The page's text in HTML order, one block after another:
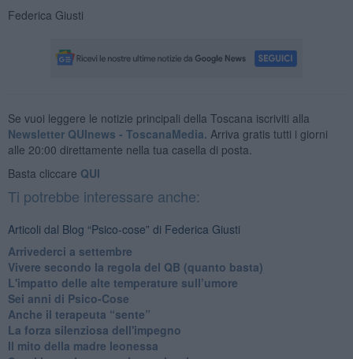
Federica Giusti
Se vuoi leggere le notizie principali della Toscana iscriviti alla
Newsletter QUInews - ToscanaMedia. Arriva gratis tutti i giorni
alle 20:00 direttamente nella tua casella di posta.
Basta cliccare QUI
Ti potrebbe interessare anche:
Articoli dal Blog “Psico-cose” di Federica Giusti
​Arrivederci a settembre
​Vivere secondo la regola del QB (quanto basta)
​L'impatto delle alte temperature sull’umore
Sei anni di Psico-Cose
​Anche il terapeuta “sente”
​La forza silenziosa dell'impegno
​Il mito della madre leonessa